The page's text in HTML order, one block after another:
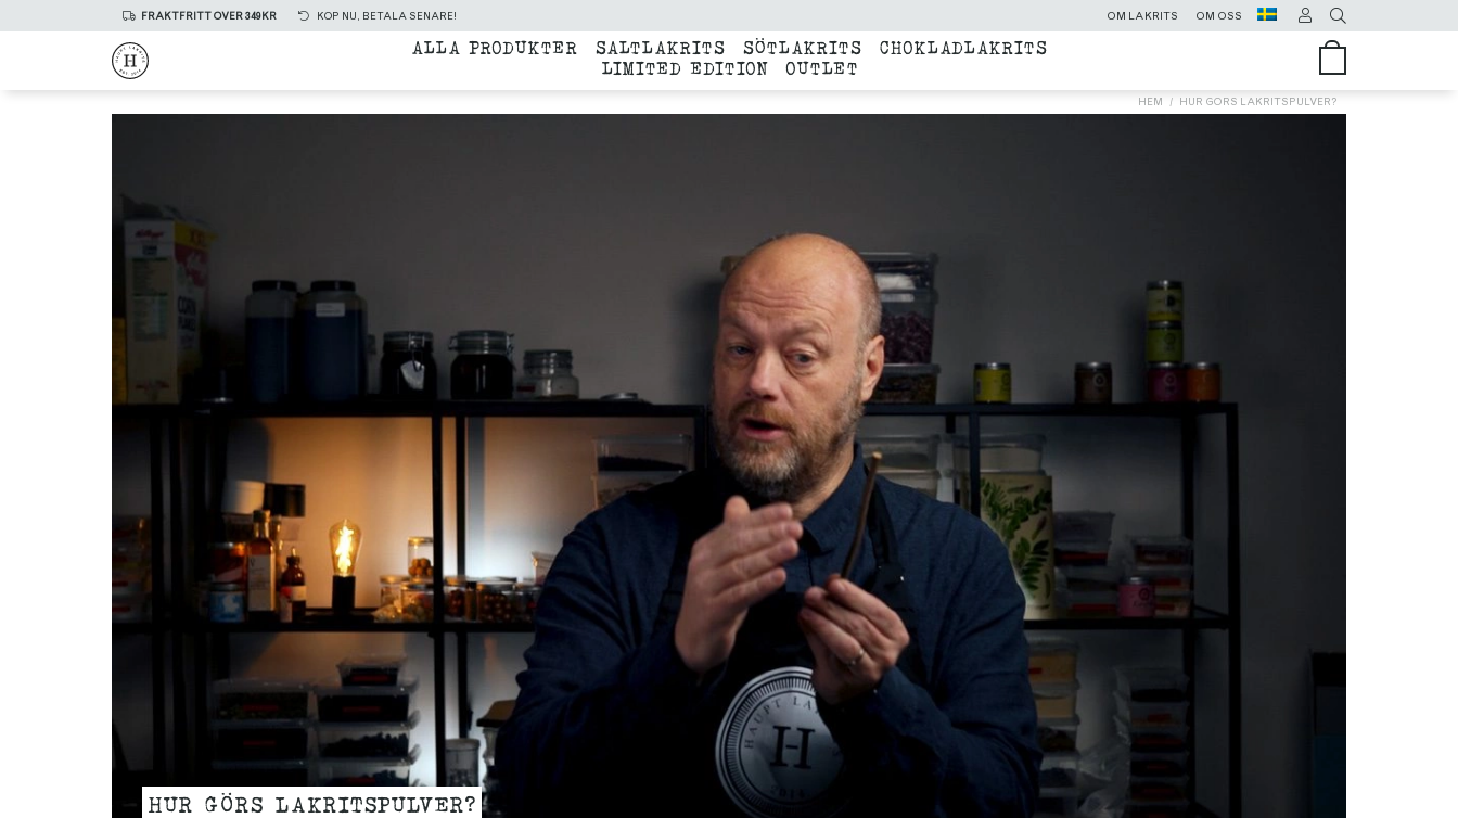
FRAKTFRITT ÖVER 349KR KÖP NU, BETALA SENARE! OM LAKRITS OM OSS
ALLA PRODUKTER SALTLAKRITS SÖTLAKRITS
CHOKLADLAKRITS
LIMITED EDITION
OUTLET
HEM HUR GÖRS LAKRITSPULVER?
HUR GÖRS LAKRITSPULVER?